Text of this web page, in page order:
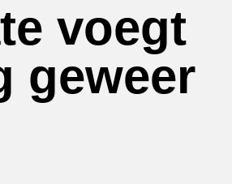
voegt
geweer